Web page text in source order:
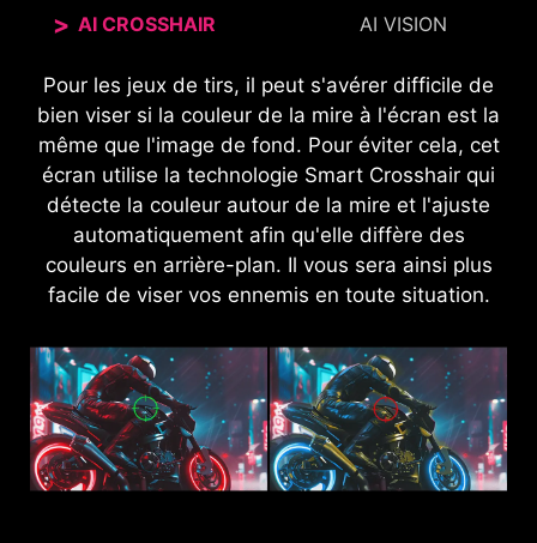
AI CROSSHAIR AI VISION
Pour les jeux de tirs, il peut s'avérer difficile de
bien viser si la couleur de la mire à l'écran est la
même que l'image de fond. Pour éviter cela, cet
écran utilise la technologie Smart Crosshair qui
détecte la couleur autour de la mire et l'ajuste
automatiquement afin qu'elle diffère des
couleurs en arrière-plan. Il vous sera ainsi plus
facile de viser vos ennemis en toute situation.
La nouvelle technologie AI Vision peut non
seulement révéler des détails dans les zones les
plus sombres, mais elle améliore également la
luminosité générale et les couleurs saturées,
pour une expérience plus agréable.
AI VISION OFF AI VISION ON